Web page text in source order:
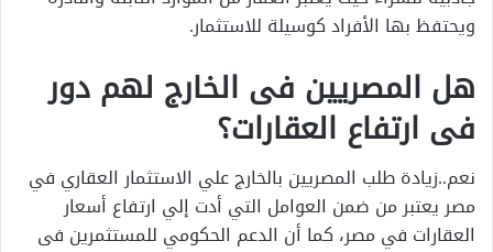
ويحتفظ بها الأفراد كوسيلة للاستثمار.
هل المصريين فى الخارج لهم دور
فى ارتفاع العقارات؟
نعم..زيادة طلب المصريين بالخارج علي الاستثمار العقاري في
مصر يعتبر من ضمن العوامل التي أدت إلي ارتفاع أسعار
العقارات في مصر، كما أن الدعم الحكومي للمستثمرين فى